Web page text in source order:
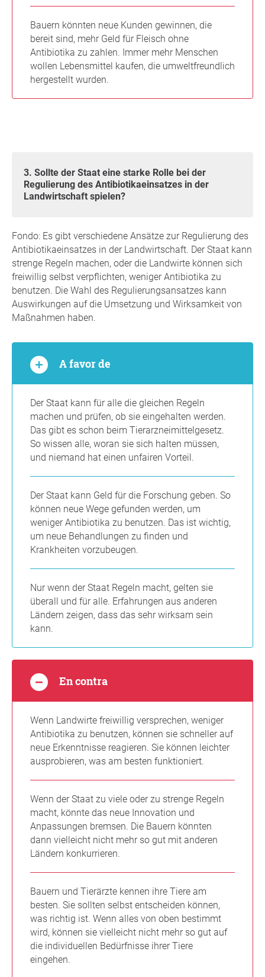
Bauern könnten neue Kunden gewinnen, die
bereit sind, mehr Geld für Fleisch ohne
Antibiotika zu zahlen. Immer mehr Menschen
wollen Lebensmittel kaufen, die umweltfreundlich
hergestellt wurden.
3. Sollte der Staat eine starke Rolle bei der
Regulierung des Antibiotikaeinsatzes in der
Landwirtschaft spielen?
Fondo: Es gibt verschiedene Ansätze zur Regulierung des
Antibiotikaeinsatzes in der Landwirtschaft. Der Staat kann
strenge Regeln machen, oder die Landwirte können sich
freiwillig selbst verpflichten, weniger Antibiotika zu
benutzen. Die Wahl des Regulierungsansatzes kann
Auswirkungen auf die Umsetzung und Wirksamkeit von
Maßnahmen haben.
A favor de
Der Staat kann für alle die gleichen Regeln
machen und prüfen, ob sie eingehalten werden.
Das gibt es schon beim Tierarzneimittelgesetz.
So wissen alle, woran sie sich halten müssen,
und niemand hat einen unfairen Vorteil.
Der Staat kann Geld für die Forschung geben. So
können neue Wege gefunden werden, um
weniger Antibiotika zu benutzen. Das ist wichtig,
um neue Behandlungen zu finden und
Krankheiten vorzubeugen.
Nur wenn der Staat Regeln macht, gelten sie
überall und für alle. Erfahrungen aus anderen
Ländern zeigen, dass das sehr wirksam sein
kann.
En contra
Wenn Landwirte freiwillig versprechen, weniger
Antibiotika zu benutzen, können sie schneller auf
neue Erkenntnisse reagieren. Sie können leichter
ausprobieren, was am besten funktioniert.
Wenn der Staat zu viele oder zu strenge Regeln
macht, könnte das neue Innovation und
Anpassungen bremsen. Die Bauern könnten
dann vielleicht nicht mehr so gut mit anderen
Ländern konkurrieren.
Bauern und Tierärzte kennen ihre Tiere am
besten. Sie sollten selbst entscheiden können,
was richtig ist. Wenn alles von oben bestimmt
wird, können sie vielleicht nicht mehr so gut auf
die individuellen Bedürfnisse ihrer Tiere
eingehen.